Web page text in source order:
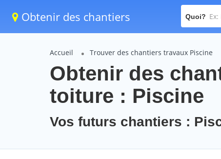
Obtenir des chantiers Quoi?
Accueil Trouver des chantiers travaux Piscine
Obtenir des
toiture : Piscine
Vos futurs chantiers :